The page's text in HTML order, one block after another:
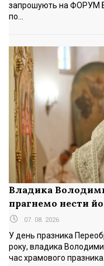
запрошують на ФОРУМ
по...
Владика
прагнемо нести
07. 08. 2026
У день празника
року, владика
час храмового празника...